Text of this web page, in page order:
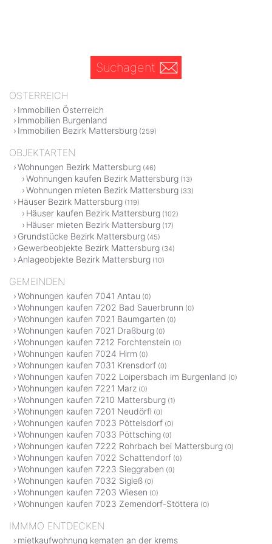
Suchagent
ÖSTERREICH
Immobilien Österreich
Immobilien Burgenland
Immobilien Bezirk Mattersburg (259)
OBJEKTARTEN
Wohnungen Bezirk Mattersburg (46)
Wohnungen kaufen Bezirk Mattersburg (13)
Wohnungen mieten Bezirk Mattersburg (33)
Häuser Bezirk Mattersburg (119)
Häuser kaufen Bezirk Mattersburg (102)
Häuser mieten Bezirk Mattersburg (17)
Grundstücke Bezirk Mattersburg (45)
Gewerbeobjekte Bezirk Mattersburg (34)
Anlageobjekte Bezirk Mattersburg (10)
GEMEINDEN
Wohnungen kaufen 7041 Antau (0)
Wohnungen kaufen 7202 Bad Sauerbrunn (0)
Wohnungen kaufen 7021 Baumgarten (0)
Wohnungen kaufen 7021 Draßburg (0)
Wohnungen kaufen 7212 Forchtenstein (0)
Wohnungen kaufen 7024 Hirm (0)
Wohnungen kaufen 7031 Krensdorf (0)
Wohnungen kaufen 7022 Loipersbach im Burgenland (0)
Wohnungen kaufen 7221 Marz (0)
Wohnungen kaufen 7210 Mattersburg (1)
Wohnungen kaufen 7201 Neudörfl (0)
Wohnungen kaufen 7023 Pöttelsdorf (0)
Wohnungen kaufen 7033 Pöttsching (0)
Wohnungen kaufen 7222 Rohrbach bei Mattersburg (0)
Wohnungen kaufen 7022 Schattendorf (0)
Wohnungen kaufen 7223 Sieggraben (0)
Wohnungen kaufen 7032 Sigleß (0)
Wohnungen kaufen 7203 Wiesen (0)
Wohnungen kaufen 7023 Zemendorf-Stöttera (0)
IMMMO ENTDECKEN
mietkaufwohnung kematen an der krems